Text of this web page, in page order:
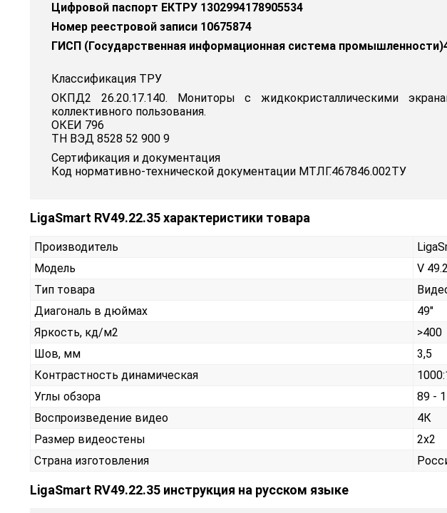
Цифровой паспорт ЕКТРУ 1302994178905534
Номер реестровой записи 10675874
ГИСП (Государственная информационная система
Классификация ТРУ
ОКПД2 26.20.17.140. Мониторы с жидкокристаллическими
коллективного пользования.
ОКЕИ 796
ТН ВЭД 8528 52 900 9
Сертификация и документация
Код нормативно-технической документации МТЛГ.467846.002ТУ
LigaSmart RV49.22.35 характеристики товара
Производитель
Модель
V
Тип товара
Диагональ в дюймах
49"
Яркость, кд/м2
>400
Шов, мм
3,5
Контрастность динамическая
Углы обзора
89 -
Воспроизведение видео
4К
Размер видеостены
2x2
Страна изготовления
LigaSmart RV49.22.35 инструкция на русском языке